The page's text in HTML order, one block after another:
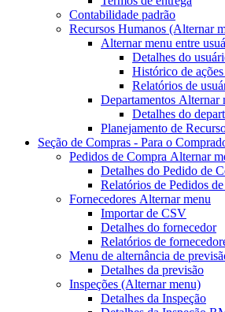
Contabilidade padrão
Recursos Humanos (Alternar
Alternar menu entre
Detalhes do
Histórico de
Relatórios de
Departamentos Alternar
Detalhes do
Planejamento de
Seção de Compras - Para o
Pedidos de Compra Alternar
Detalhes do Pedido de
Relatórios de Pedidos
Fornecedores Alternar menu
Importar de CSV
Detalhes do fornecedor
Relatórios de
Menu de alternância de
Detalhes da previsão
Inspeções (Alternar menu)
Detalhes da Inspeção